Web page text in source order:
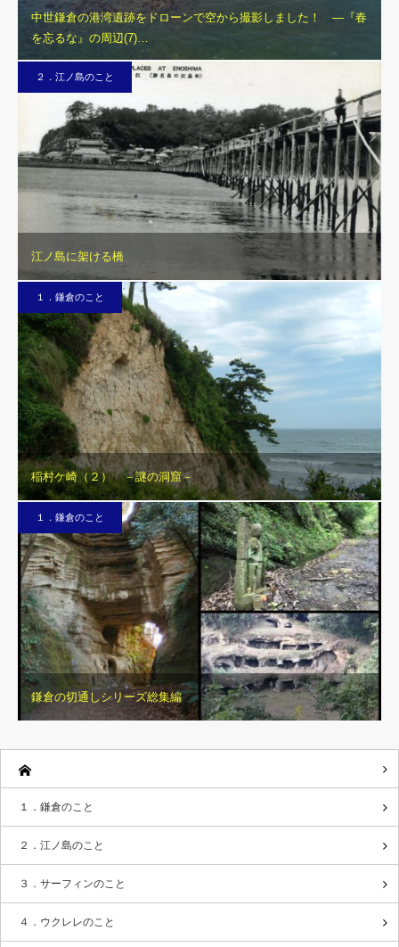
中世鎌倉の港湾遺跡をドローンで空から撮影しました！ ―『春
を忘るな』の周辺(7)…
２．江ノ島のこと
江ノ島に架ける橋
１．鎌倉のこと
稲村ケ崎（２） －謎の洞窟－
１．鎌倉のこと
鎌倉の切通しシリーズ総集編
１．鎌倉のこと
２．江ノ島のこと
３．サーフィンのこと
４．ウクレレのこと